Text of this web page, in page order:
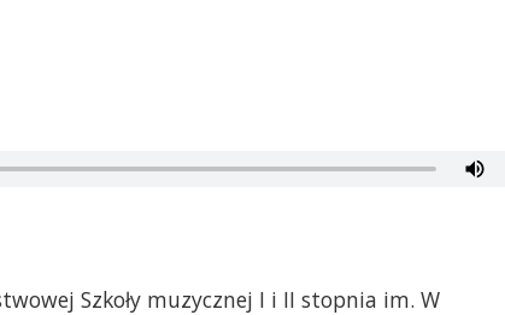
Szkoły muzycznej I i II stopnia im. W